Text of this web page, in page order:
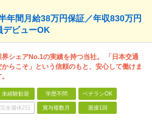
年間月給38万円保証／年収830万円
デビューOK
界シェアNo.1の実績を持つ当社。 「日本交通
からこそ」という信頼のもと、安心して働けま
未経験歓迎 学歴不問 ベテランOK
完全週休2日 賞与複数月 面接1回